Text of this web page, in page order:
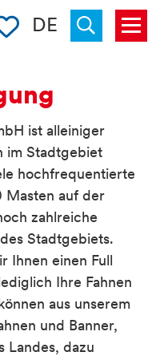
Menü
DE
ist alleiniger
im Stadtgebiet
hochfrequentierte
Masten auf der
zahlreiche
Stadtgebiets.
Ihnen einen Full
Ihre Fahnen
aus unserem
und Banner,
Landes, dazu